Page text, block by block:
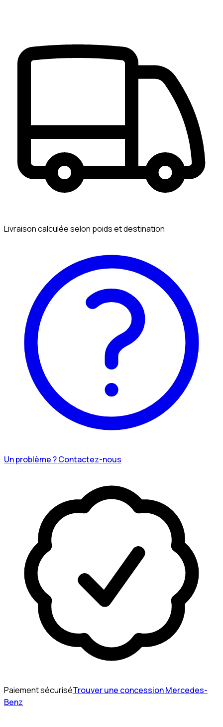
Livraison calculée selon poids et destination
Un problème ? Contactez-nous
Paiement sécuriséTrouver une concession Mercedes-
Benz